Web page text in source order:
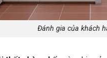
Đánh gia của khách